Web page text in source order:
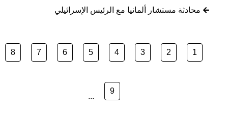
محادثة مستشار ألمانيا مع الرئيس الإسرائيلي
1
2
3
4
5
6
7
8
9
...